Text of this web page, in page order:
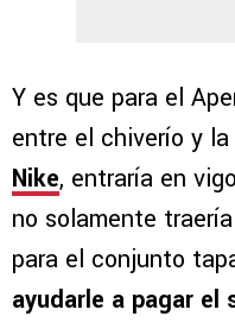
Y es que para el
entre el chiverío y
Nike, entraría en
no solamente
para el conjunto
ayudarle a pagar el